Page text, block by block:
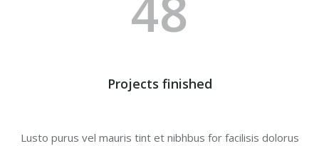
Projects finished
Lusto purus vel mauris tint et nibhbus for facilisis dolorus